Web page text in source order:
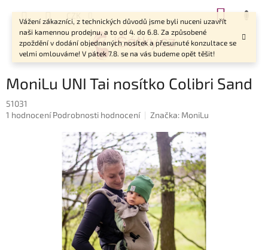
Vážení zákazníci, z technických důvodů jsme byli nuceni uzavřít
naši kamennou prodejnu, a to od 4. do 6.8. Za způsobené
zpoždění v dodání objednaných nosítek a přesunuté konzultace se
velmi omlouváme! V pátek 7.8. se na vás budeme opět těšit!
CZK
MoniLu UNI Tai nosítko Colibri Sand
51031
Průměrné
1 hodnocení Podrobnosti hodnocení Značka: MoniLu